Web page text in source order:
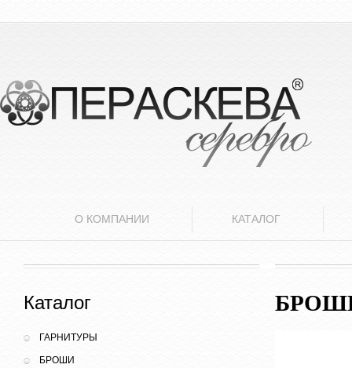
О КОМПАНИИ КАТАЛОГ
Каталог
ГАРНИТУРЫ
БРОШИ